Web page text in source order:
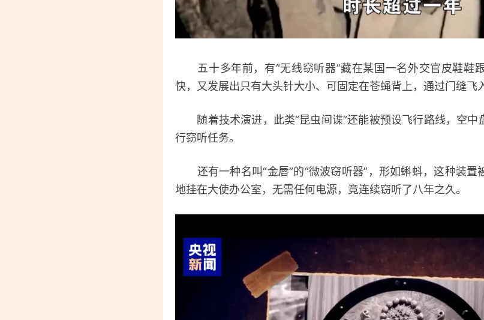
五十多年前，有“无线窃听器”藏在某国一名外交官皮鞋鞋
快，又发展出只有大头针大小、可固定在苍蝇背上，通过门缝飞
随着技术演进，此类“昆虫间谍”还能被预设飞行路线，空中
行窃听任务。
还有一种名叫“金唇”的“微波窃听器”，形如蝌蚪，这种装置
地挂在大使办公室，无需任何电源，竟连续窃听了八年之久。